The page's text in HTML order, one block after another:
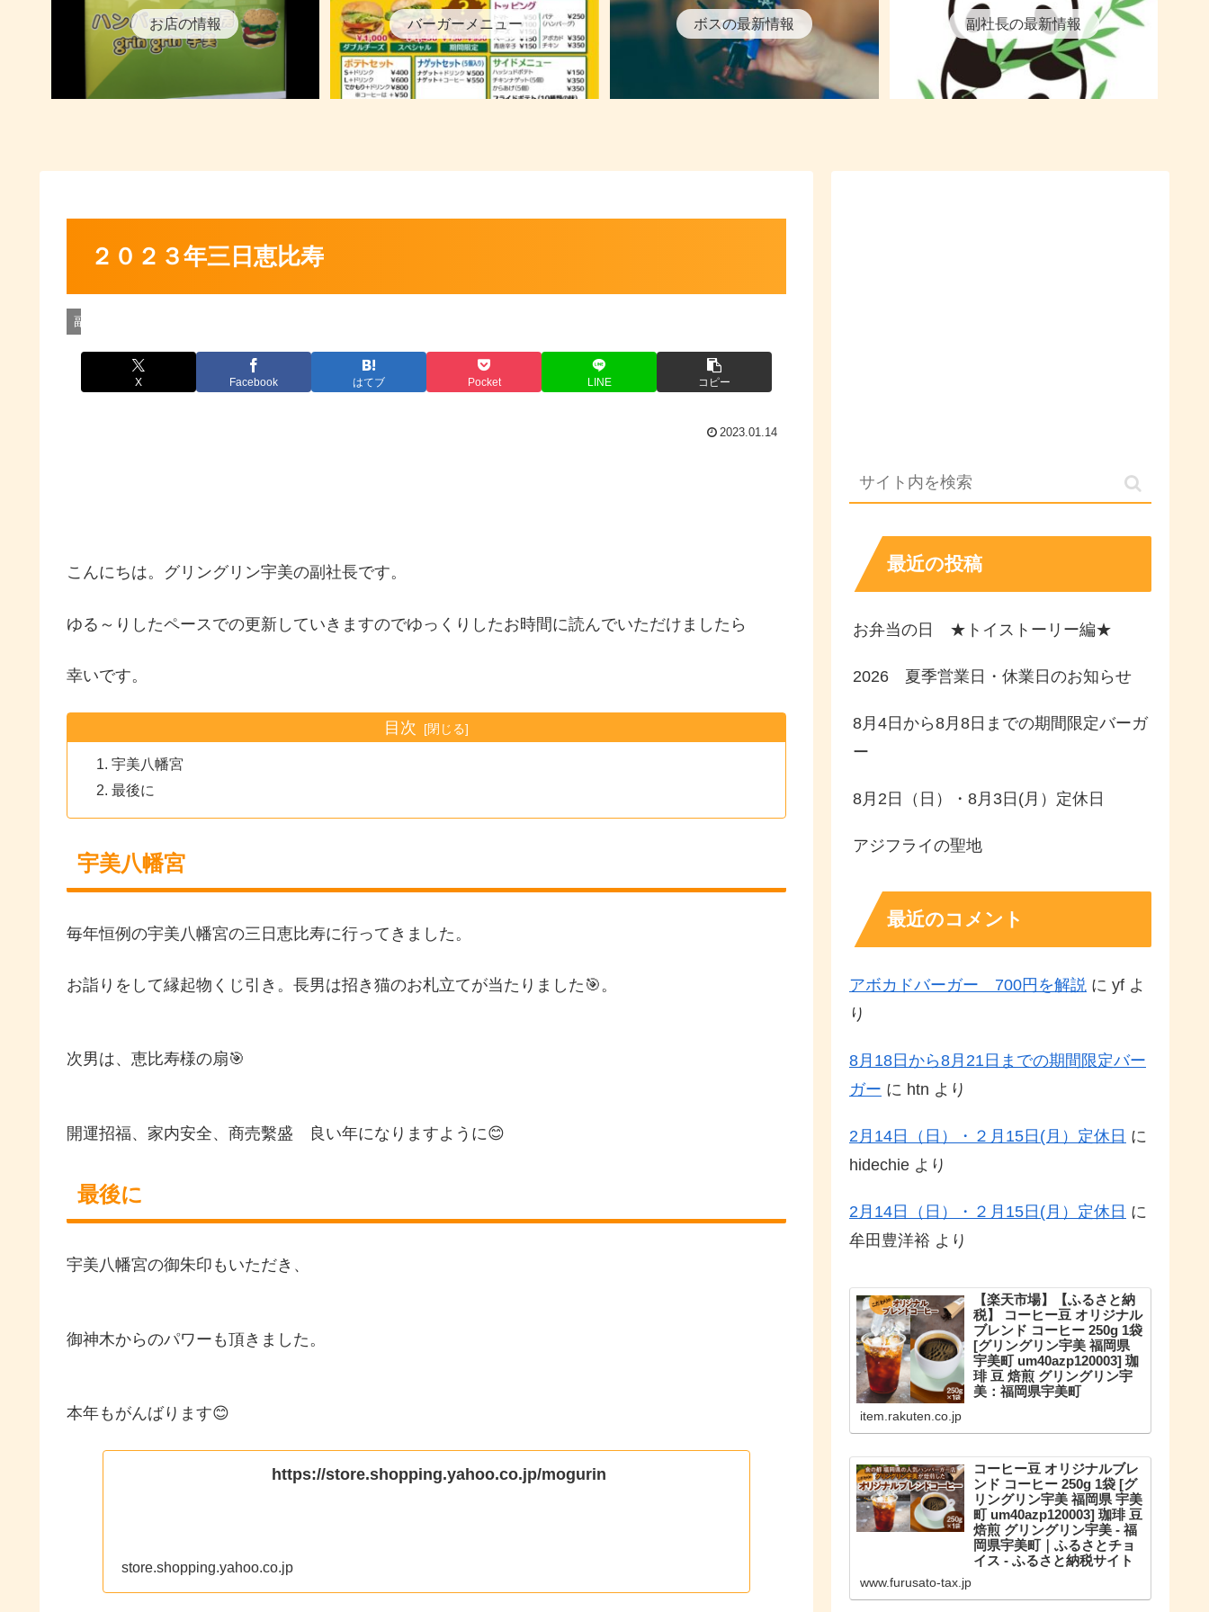
お店の情報 バーガーメニュー ボスの最新情報 副社長の最新情報
２０２３年三日恵比寿
副社長の最新情報
X Facebook はてブ Pocket LINE コピー
2023.01.14
こんにちは。グリングリン宇美の副社長です。
ゆる～りしたペースでの更新していきますのでゆっくりしたお時間に読んでいただけましたら
幸いです。
目次
宇美八幡宮
最後に
宇美八幡宮
毎年恒例の宇美八幡宮の三日恵比寿に行ってきました。
お詣りをして縁起物くじ引き。長男は招き猫のお札立てが当たりました🎯。
次男は、恵比寿様の扇🎯
開運招福、家内安全、商売繫盛 良い年になりますように😊
最後に
宇美八幡宮の御朱印もいただき、
御神木からのパワーも頂きました。
本年もがんばります😊
https://store.shopping.yahoo.co.jp/mogurin
store.shopping.yahoo.co.jp
最近の投稿
お弁当の日 ★トイストーリー編★
2026 夏季営業日・休業日のお知らせ
8月4日から8月8日までの期間限定バーガ
ー
8月2日（日）・8月3日(月）定休日
アジフライの聖地
最近のコメント
アボカドバーガー 700円を解説 に yf よ
り
8月18日から8月21日までの期間限定バー
ガー に htn より
2月14日（日）・２月15日(月）定休日 に
hidechie より
2月14日（日）・２月15日(月）定休日 に
牟田豊洋裕 より
【楽天市場】【ふるさと納
税】 コーヒー豆 オリジナル
ブレンド コーヒー 250g 1袋
[グリングリン宇美 福岡県
宇美町 um40azp120003] 珈
琲 豆 焙煎 グリングリン宇
美：福岡県宇美町
ジナルブレンド コーヒー 250g 1袋
item.rakuten.co.jp
コーヒー豆 オリジナルブレ
ンド コーヒー 250g 1袋 [グ
リングリン宇美 福岡県 宇美
町 um40azp120003] 珈琲 豆
焙煎 グリングリン宇美 - 福
岡県宇美町｜ふるさとチョ
イス - ふるさと納税サイト
満載のふるさと納税No.1サイト
www.furusato-tax.jp